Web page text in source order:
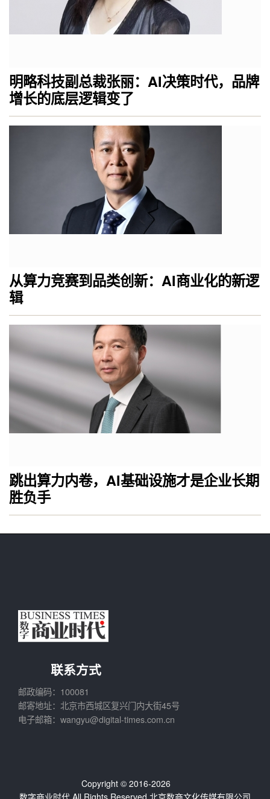
明略科技副总裁张丽：AI决策时代，品牌
增长的底层逻辑变了
从算力竞赛到品类创新：AI商业化的新逻
辑
跳出算力内卷，AI基础设施才是企业长期
胜负手
联系方式
邮政编码：100081
邮寄地址：北京市西城区复兴门内大街45号
电子邮箱：wangyu@digital-times.com.cn
Copyright © 2016-2026